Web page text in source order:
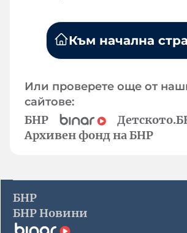
Към начална
Или проверете още от
сайтове:
БНР
Архивен фонд на БНР
БНР
БНР Новини